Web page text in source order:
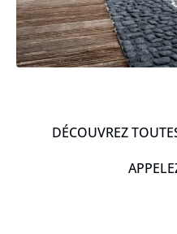
DÉCOUVREZ